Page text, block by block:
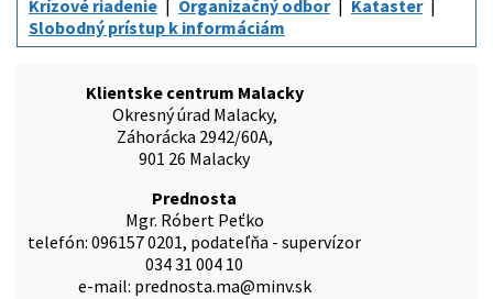
Krízové riadenie
Organizačný odbor
Kataster
Slobodný prístup k informáciám
Klientske centrum Malacky
Okresný úrad Malacky,
Záhorácka 2942/60A,
901 26 Malacky
Prednosta
Mgr. Róbert Peťko
telefón: 096157 0201, podateľňa - supervízor
034 31 004 10
e-mail: prednosta.ma@minv.sk